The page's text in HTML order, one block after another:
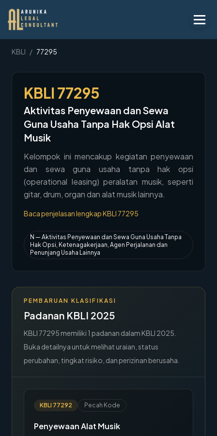
Layanan
Peraturan
KBLI
Tentang
Kontak
Penawaran
Blog
Legal AI
Hubungi Kami→
Member Area
KBLI / 77295
KBLI 77295
Aktivitas Penyewaan dan Sewa
Guna Usaha Tanpa Hak Opsi Alat
Musik
Kelompok ini mencakup kegiatan penyewaan
dan sewa guna usaha tanpa hak opsi
(operational leasing) peralatan musik, seperti
gitar, drum, organ dan alat musik lainnya.
Baca penjelasan lengkap KBLI 77295
N — Aktivitas Penyewaan dan Sewa Guna Usaha Tanpa
Hak Opsi, Ketenagakerjaan, Agen Perjalanan dan
Penunjang Usaha Lainnya
PEMBARUAN KLASIFIKASI
Padanan KBLI 2025
KBLI 77295 memiliki 1 padanan dalam KBLI 2025.
Buka detailnya untuk melihat uraian, status
perubahan, tingkat risiko, dan perizinan berusaha.
KBLI 77292 Pecah Kode
Penyewaan Alat Musik